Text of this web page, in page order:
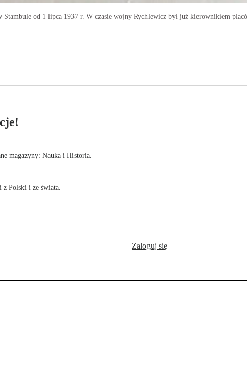
Stambule od 1 lipca 1937 r. W czasie wojny Rychlewicz był już kierownikiem
magazyny: Nauka i Historia.
z Polski i ze świata.
Zaloguj się